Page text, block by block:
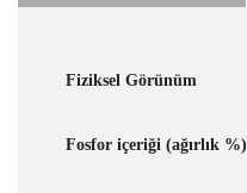
Fiziksel Görünüm
Fosfor içeriği (ağırlık %)